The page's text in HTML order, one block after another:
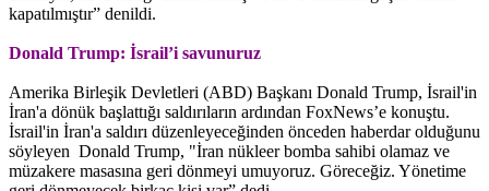
kapatılmıştır” denildi.
Donald Trump: İsrail’i savunuruz
Amerika Birleşik Devletleri (ABD) Başkanı Donald Trump, İsrail'in
İran'a dönük başlattığı saldırıların ardından FoxNews’e konuştu.
İsrail'in İran'a saldırı düzenleyeceğinden önceden haberdar olduğunu
söyleyen Donald Trump, "İran nükleer bomba sahibi olamaz ve
müzakere masasına geri dönmeyi umuyoruz. Göreceğiz. Yönetime